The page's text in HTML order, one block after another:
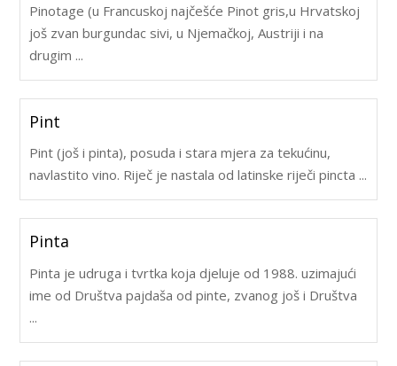
Pinotage (u Francuskoj najčešće Pinot gris,u Hrvatskoj
još zvan burgundac sivi, u Njemačkoj, Austriji i na
drugim ...
Pint
Pint (još i pinta), posuda i stara mjera za tekućinu,
navlastito vino. Riječ je nastala od latinske riječi pincta ...
Pinta
Pinta je udruga i tvrtka koja djeluje od 1988. uzimajući
ime od Društva pajdaša od pinte, zvanog još i Društva
...